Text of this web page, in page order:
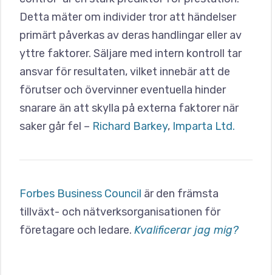
Detta mäter om individer tror att händelser
primärt påverkas av deras handlingar eller av
yttre faktorer. Säljare med intern kontroll tar
ansvar för resultaten, vilket innebär att de
förutser och övervinner eventuella hinder
snarare än att skylla på externa faktorer när
saker går fel – Richard Barkey, Imparta Ltd.
Forbes Business Council är den främsta
tillväxt- och nätverksorganisationen för
företagare och ledare. Kvalificerar jag mig?